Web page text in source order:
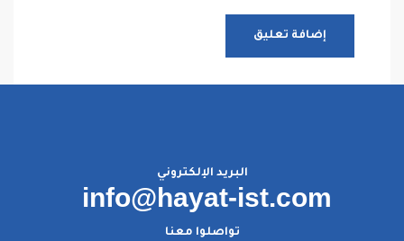
البريد الإلكتروني
info@hayat-ist.com
تواصلوا معنا